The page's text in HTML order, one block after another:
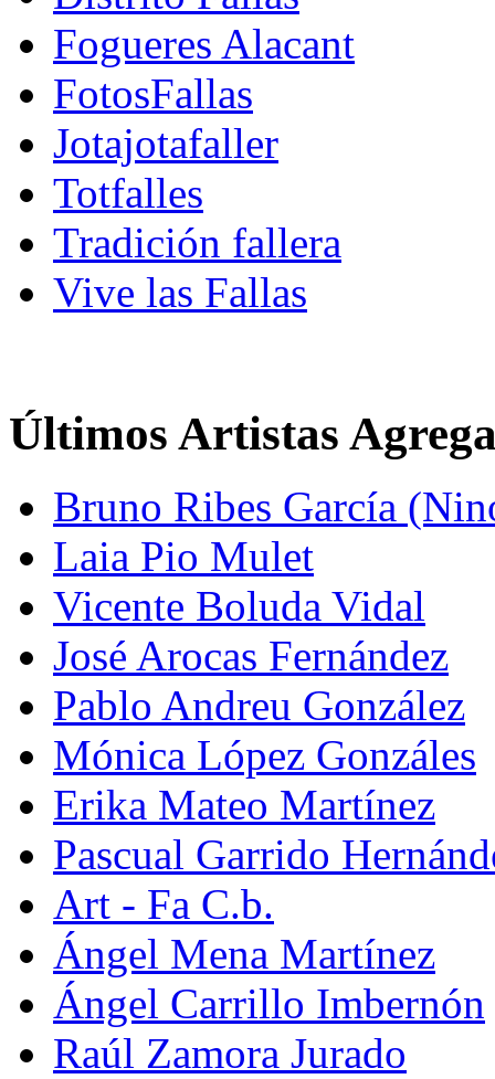
Fogueres Alacant
FotosFallas
Jotajotafaller
Totfalles
Tradición fallera
Vive las Fallas
Últimos Artistas
Bruno Ribes García
Laia Pio Mulet
Vicente Boluda Vidal
José Arocas Fernández
Pablo Andreu González
Mónica López Gonzáles
Erika Mateo Martínez
Pascual Garrido
Art - Fa C.b.
Ángel Mena Martínez
Ángel Carrillo Imbernón
Raúl Zamora Jurado